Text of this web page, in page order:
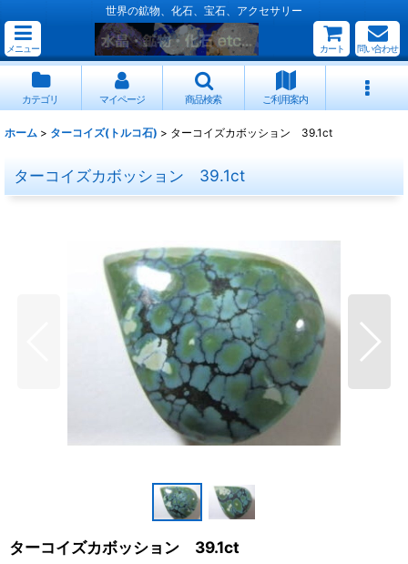
世界の鉱物、化石、宝石、アクセサリー
メニュー カート 問い合わせ
カテゴリ マイページ 商品検索 ご利用案内
ホーム > ターコイズ(トルコ石) > ターコイズカボッション 39.1ct
ターコイズカボッション 39.1ct
ターコイズカボッション 39.1ct